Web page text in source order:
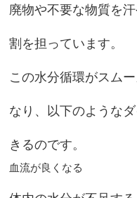
廃物や不要な物質を
割を担っています。
この水分循環がスム
なり、以下のような
きるのです。
血流が良くなる